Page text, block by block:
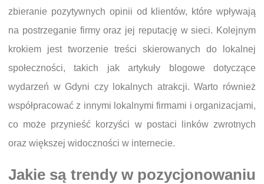
zbieranie pozytywnych opinii od klientów, które wpływają
na postrzeganie firmy oraz jej reputację w sieci. Kolejnym
krokiem jest tworzenie treści skierowanych do lokalnej
społeczności, takich jak artykuły blogowe dotyczące
wydarzeń w Gdyni czy lokalnych atrakcji. Warto również
współpracować z innymi lokalnymi firmami i organizacjami,
co może przynieść korzyści w postaci linków zwrotnych
oraz większej widoczności w internecie.
Jakie są trendy w pozycjonowaniu